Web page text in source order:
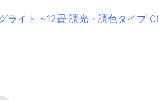
ライト ~12畳 調光・調色タイプ